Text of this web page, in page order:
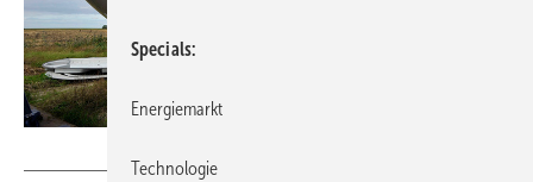
Specials
Energiemarkt
Technologie